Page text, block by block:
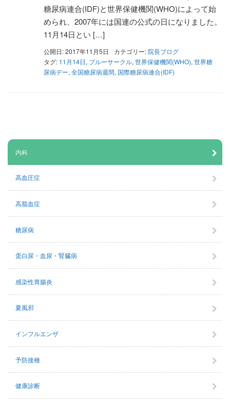
糖尿病連合(IDF)と世界保健機関(WHO)によって始
められ、2007年には国連の公式の日になりました。
11月14日とい […]
公開日: 2017年11月5日 カテゴリー:院長ブログ
タグ: 11月14日, ブルーサークル, 世界保健機関(WHO), 世界糖
尿病デー, 全国糖尿病週間, 国際糖尿病連合(IDF)
内科
高血圧症
高脂血症
糖尿病
蛋白尿・血尿・腎臓病
感染性胃腸炎
夏風邪
インフルエンザ
予防接種
健康診断